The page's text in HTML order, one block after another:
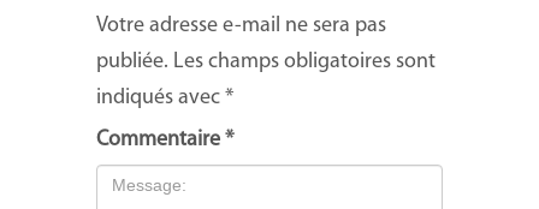
Votre adresse e-mail ne sera pas
publiée. Les champs obligatoires sont
indiqués avec *
Commentaire *